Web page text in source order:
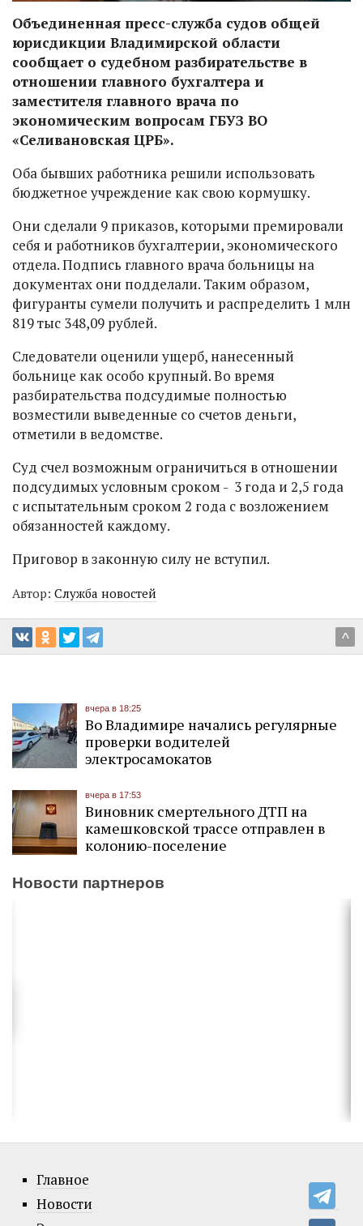
Объединенная пресс-служба судов общей
юрисдикции Владимирской области
сообщает о судебном разбирательстве в
отношении главного бухгалтера и
заместителя главного врача по
экономическим вопросам ГБУЗ ВО
«Селивановская ЦРБ».
Оба бывших работника решили использовать
бюджетное учреждение как свою кормушку.
Они сделали 9 приказов, которыми премировали
себя и работников бухгалтерии, экономического
отдела. Подпись главного врача больницы на
документах они подделали. Таким образом,
фигуранты сумели получить и распределить 1 млн
819 тыс 348,09 рублей.
Следователи оценили ущерб, нанесенный
больнице как особо крупный. Во время
разбирательства подсудимые полностью
возместили выведенные со счетов деньги,
отметили в ведомстве.
Суд счел возможным ограничиться в отношении
подсудимых условным сроком - 3 года и 2,5 года
с испытательным сроком 2 года с возложением
обязанностей каждому.
Приговор в законную силу не вступил.
Автор: Служба новостей
^
вчера в 18:25
Во Владимире начались регулярные
проверки водителей
электросамокатов
вчера в 17:53
Виновник смертельного ДТП на
камешковской трассе отправлен в
колонию-поселение
Новости партнеров
Главное
Новости